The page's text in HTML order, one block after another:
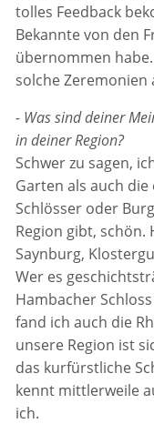
tolles Feedback
Bekannte von den
übernommen
solche Zeremonien
- Was sind deiner
in deiner Region?
Schwer zu sagen,
Garten als auch
Schlösser oder
Region gibt, schön.
Saynburg,
Wer es
Hambacher
fand ich auch die
unsere Region ist
das kurfürstliche
kennt mittlerweile
ich.